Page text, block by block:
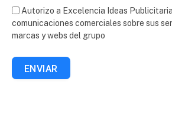
Autorizo a Excelencia Ideas
comunicaciones comerciales sobre sus
marcas y webs del grupo
ENVIAR